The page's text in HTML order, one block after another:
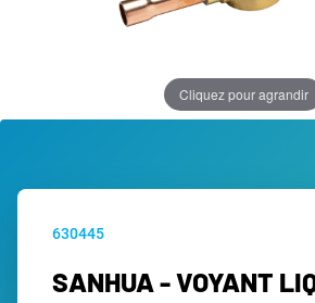
Cliquez pour agrandir
630445
SANHUA - VOYANT